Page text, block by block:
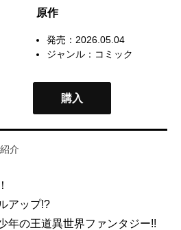
原作
発売：2026.05.04
ジャンル： コミック
購入
介
アップ!?
年の王道異世界ファンタジー!!